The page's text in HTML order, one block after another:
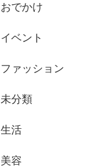
おでかけ
イベント
ファッション
未分類
生活
美容